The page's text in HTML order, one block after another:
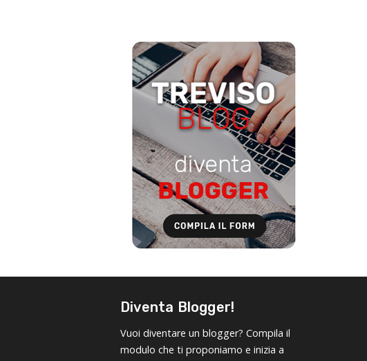
Diventa Blogger!
Vuoi diventare un blogger? Compila il
modulo che ti proponiamo e inizia a